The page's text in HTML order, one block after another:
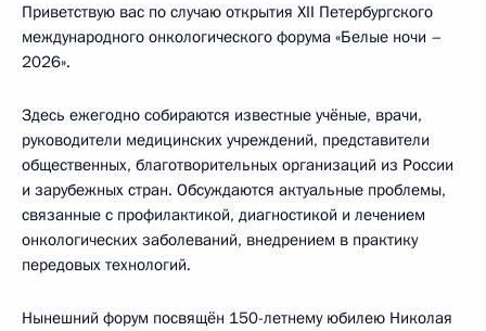
Приветствую вас по случаю открытия XII Петербургского
международного онкологического форума «Белые ночи –
2026».
Здесь ежегодно собираются известные учёные, врачи,
руководители медицинских учреждений, представители
общественных, благотворительных организаций из России
и зарубежных стран. Обсуждаются актуальные проблемы,
связанные с профилактикой, диагностикой и лечением
онкологических заболеваний, внедрением в практику
передовых технологий.
Нынешний форум посвящён 150-летнему юбилею Николая